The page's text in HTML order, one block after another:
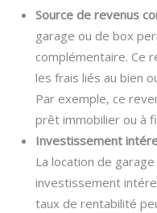
Source de revenus
garage ou de box
complémentaire. Ce
les frais liés au bien
Par exemple, ce
prêt immobilier ou à
Investissement
La location de
investissement
taux de rentabilité